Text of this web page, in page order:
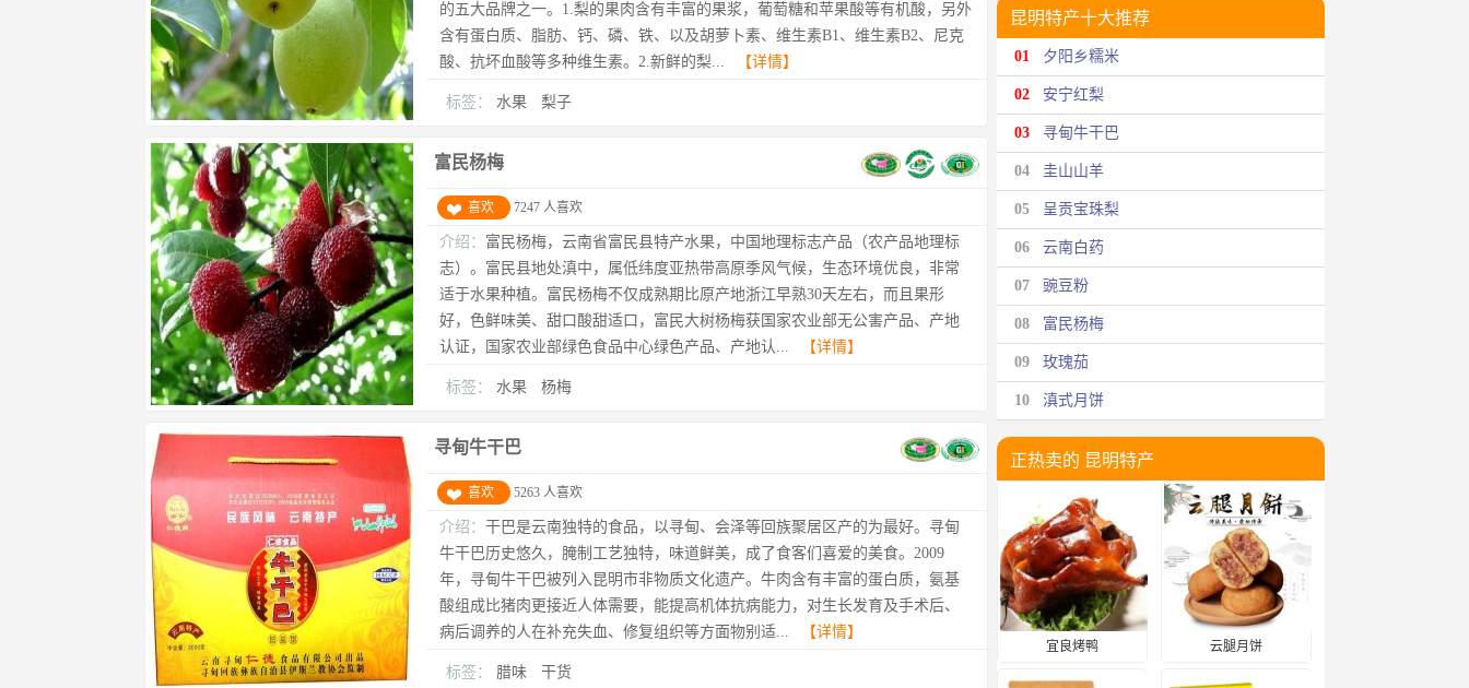
的五大品牌之一。1.梨的果肉含有丰富的果浆，葡萄糖和苹果酸等有机酸，另外
含有蛋白质、脂肪、钙、磷、铁、以及胡萝卜素、维生素B1、维生素B2、尼克
酸、抗坏血酸等多种维生素。2.新鲜的梨...
【详情】
标签： 水果 梨子
富民杨梅
喜欢 7247 人喜欢
介绍： 富民杨梅，云南省富民县特产水果，中国地理标志产品（农产品地理标
志）。富民县地处滇中，属低纬度亚热带高原季风气候，生态环境优良，非常
适于水果种植。富民杨梅不仅成熟期比原产地浙江早熟30天左右，而且果形
好，色鲜味美、甜口酸甜适口，富民大树杨梅获国家农业部无公害产品、产地
认证，国家农业部绿色食品中心绿色产品、产地认...
【详情】
标签： 水果 杨梅
寻甸牛干巴
喜欢 5263 人喜欢
介绍： 干巴是云南独特的食品，以寻甸、会泽等回族聚居区产的为最好。寻甸
牛干巴历史悠久，腌制工艺独特，味道鲜美，成了食客们喜爱的美食。2009
年，寻甸牛干巴被列入昆明市非物质文化遗产。牛肉含有丰富的蛋白质，氨基
酸组成比猪肉更接近人体需要，能提高机体抗病能力，对生长发育及手术后、
病后调养的人在补充失血、修复组织等方面物别适...
【详情】
标签： 腊味 干货
昆明特产十大推荐
01 夕阳乡糯米
02 安宁红梨
03 寻甸牛干巴
04 圭山山羊
05 呈贡宝珠梨
06 云南白药
07 豌豆粉
08 富民杨梅
09 玫瑰茄
10 滇式月饼
正热卖的 昆明特产
宜良烤鸭 云腿月饼